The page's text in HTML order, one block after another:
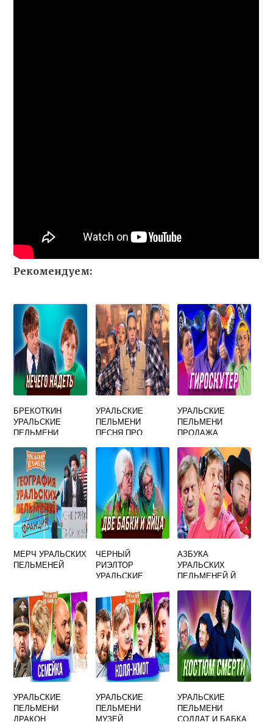
Рекомендуем:
БРЕКОТКИН
УРАЛЬСКИЕ
ПЕЛЬМЕНИ
УРАЛЬСКИЕ
ПЕЛЬМЕНИ
ПЕСНЯ ПРО
УРАЛЬСКИЕ
ПЕЛЬМЕНИ
ПРОДАЖА
ШУРИКОМ
МЕРЧ УРАЛЬСКИХ
ПЕЛЬМЕНЕЙ
ЧЕРНЫЙ
РИЭЛТОР
УРАЛЬСКИЕ
БАБА ЯГА
АЗБУКА
УРАЛЬСКИХ
ПЕЛЬМЕНЕЙ Й
УРАЛЬСКИЕ
ПЕЛЬМЕНИ
ДРАКОН
УРАЛЬСКИЕ
ПЕЛЬМЕНИ
МУЗЕЙ
УРАЛЬСКИЕ
ПЕЛЬМЕНИ
СОЛДАТ И БАБКА